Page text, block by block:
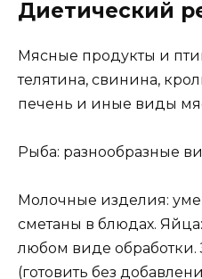
Диетический
Мясные продукты и
телятина, свинина,
печень и иные виды
Рыба: разнообразные
Молочные изделия:
сметаны в блюдах.
любом виде
(готовить без